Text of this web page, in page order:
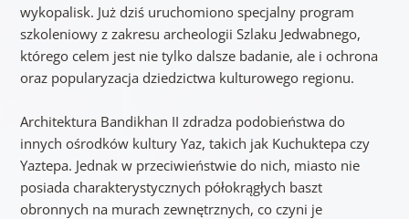
wykopalisk. Już dziś uruchomiono specjalny program
szkoleniowy z zakresu archeologii Szlaku Jedwabnego,
którego celem jest nie tylko dalsze badanie, ale i ochrona
oraz popularyzacja dziedzictwa kulturowego regionu.
Architektura Bandikhan II zdradza podobieństwa do
innych ośrodków kultury Yaz, takich jak Kuchuktepa czy
Yaztepa. Jednak w przeciwieństwie do nich, miasto nie
posiada charakterystycznych półokrągłych baszt
obronnych na murach zewnętrznych, co czyni je